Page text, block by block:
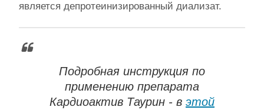
является депротеинизированный диализат.
Подробная инструкция по
применению препарата
Кардиоактив Таурин - в этой